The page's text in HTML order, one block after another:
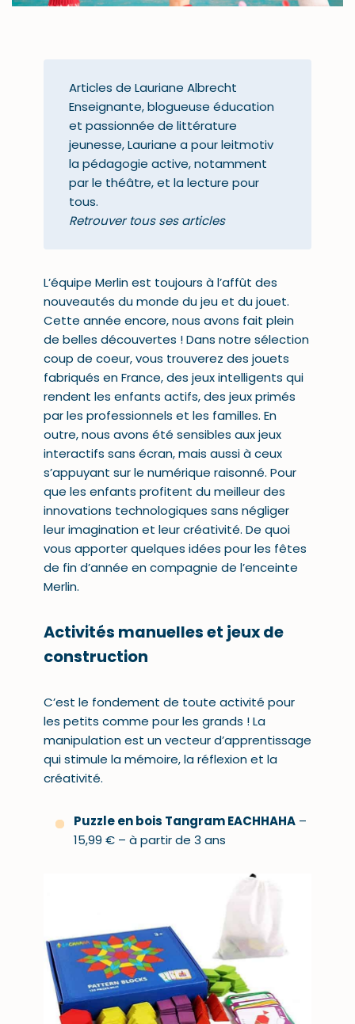
Articles de Lauriane Albrecht
Enseignante, blogueuse éducation
et passionnée de littérature
jeunesse, Lauriane a pour leitmotiv
la pédagogie active, notamment
par le théâtre, et la lecture pour
tous.
Retrouver tous ses articles
L’équipe Merlin est toujours à l’affût des
nouveautés du monde du jeu et du jouet.
Cette année encore, nous avons fait plein
de belles découvertes ! Dans notre sélection
coup de coeur, vous trouverez des jouets
fabriqués en France, des jeux intelligents qui
rendent les enfants actifs, des jeux primés
par les professionnels et les familles. En
outre, nous avons été sensibles aux jeux
interactifs sans écran, mais aussi à ceux
s’appuyant sur le numérique raisonné. Pour
que les enfants profitent du meilleur des
innovations technologiques sans négliger
leur imagination et leur créativité. De quoi
vous apporter quelques idées pour les fêtes
de fin d’année en compagnie de l’enceinte
Merlin.
Activités manuelles et jeux de
construction
C’est le fondement de toute activité pour
les petits comme pour les grands ! La
manipulation est un vecteur d’apprentissage
qui stimule lamémoire, la réflexion et la
créativité.
Puzzle en bois Tangram EACHHAHA–
15,99 € – à partir de 3 ans